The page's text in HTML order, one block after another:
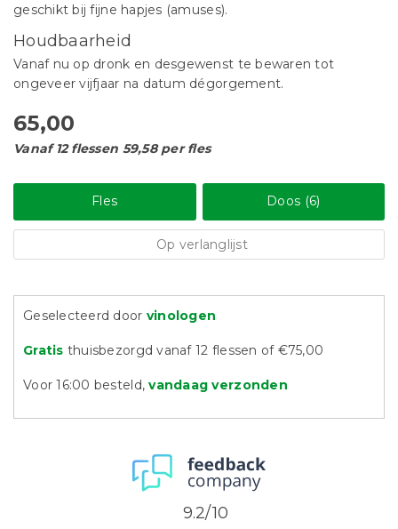
geschikt bij fijne hapjes (amuses).
Houdbaarheid
Vanaf nu op dronk en desgewenst te bewaren tot
ongeveer vijfjaar na datum dégorgement.
65,00
Vanaf 12 flessen 59,58 per fles
Fles Doos (6)
Op verlanglijst
Geselecteerd door vinologen
Gratis thuisbezorgd vanaf 12 flessen of €75,00
Voor 16:00 besteld,vandaag verzonden
9.2/10